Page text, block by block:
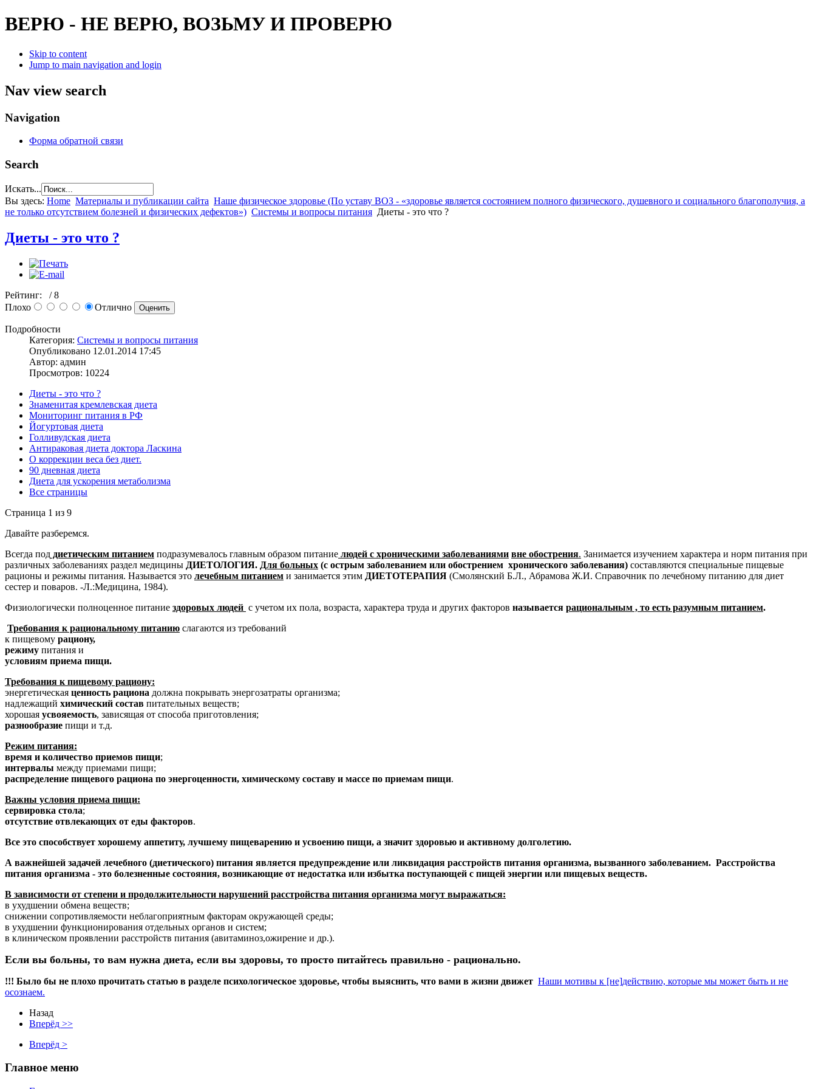
ВЕРЮ - НЕ ВЕРЮ, ВОЗЬМУ И ПРОВЕРЮ
Skip to content
Jump to main navigation and login
Nav view search
Navigation
Форма обратной связи
Search
Искать...
Вы здесь: Home Материалы и публикации сайта Наше физическое здоровье (По уставу ВОЗ - «здоровье является состоянием полного физического, душевного и социального благополучия, а
не только отсутствием болезней и физических дефектов») Системы и вопросы питания Диеты - это что ?
Диеты - это что ?
Рейтинг:
/ 8
Плохо
Отлично
Подробности
Категория: Системы и вопросы питания
Опубликовано 12.01.2014 17:45
Автор: админ
Просмотров: 10224
Диеты - это что ?
Знаменитая кремлевская диета
Мониторинг питания в РФ
Йогуртовая диета
Голливудская диета
Антираковая диета доктора Ласкина
О коррекции веса без диет.
90 дневная диета
Диета для ускорения метаболизма
Все страницы
Страница 1 из 9
Давайте разберемся.
Всегда под диетическим питанием подразумевалось главным образом питание людей с хроническими заболеваниями вне обострения. Занимается изучением характера и норм питания при
различных заболеваниях раздел медицины ДИЕТОЛОГИЯ. Для больных (с острым заболеванием или обострением хронического заболевания) составляются специальные пищевые
рационы и режимы питания. Называется это лечебным питанием и занимается этим ДИЕТОТЕРАПИЯ (Смолянский Б.Л., Абрамова Ж.И. Справочник по лечебному питанию для диет
сестер и поваров. -Л.:Медицина, 1984).
Физиологически полноценное питание здоровых людей с учетом их пола, возраста, характера труда и других факторов называется рациональным , то есть разумным питанием.
Требования к рациональному питанию слагаются из требований
к пищевому рациону,
режиму питания и
условиям приема пищи.
Требования к пищевому рациону:
энергетическая ценность рациона должна покрывать энергозатраты организма;
надлежащий химический состав питательных веществ;
хорошая усвояемость, зависящая от способа приготовления;
разнообразие пищи и т.д.
Режим питания:
время и количество приемов пищи;
интервалы между приемами пищи;
распределение пищевого рациона по энергоценности, химическому составу и массе по приемам пищи.
Важны условия приема пищи:
сервировка стола;
отсутствие отвлекающих от еды факторов.
Все это способствует хорошему аппетиту, лучшему пищеварению и усвоению пищи, а значит здоровью и активному долголетию.
А важнейшей задачей лечебного (диетического) питания является предупреждение или ликвидация расстройств питания организма, вызванного заболеванием. Расстройства
питания организма - это болезненные состояния, возникающие от недостатка или избытка поступающей с пищей энергии или пищевых веществ.
В зависимости от степени и продолжительности нарушений расстройства питания организма могут выражаться:
в ухудшении обмена веществ;
снижении сопротивляемости неблагоприятным факторам окружающей среды;
в ухудшении функционирования отдельных органов и систем;
в клиническом проявлении расстройств питания (авитаминоз,ожирение и др.).
Если вы больны, то вам нужна диета, если вы здоровы, то просто питайтесь правильно - рационально.
!!! Было бы не плохо прочитать статью в разделе психологическое здоровье, чтобы выяснить, что вами в жизни движет Наши мотивы к [не]действию, которые мы может быть и не
осознаем.
Назад
Вперёд >>
Вперёд >
Главное меню